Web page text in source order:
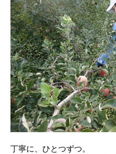
丁寧に、ひとつずつ。